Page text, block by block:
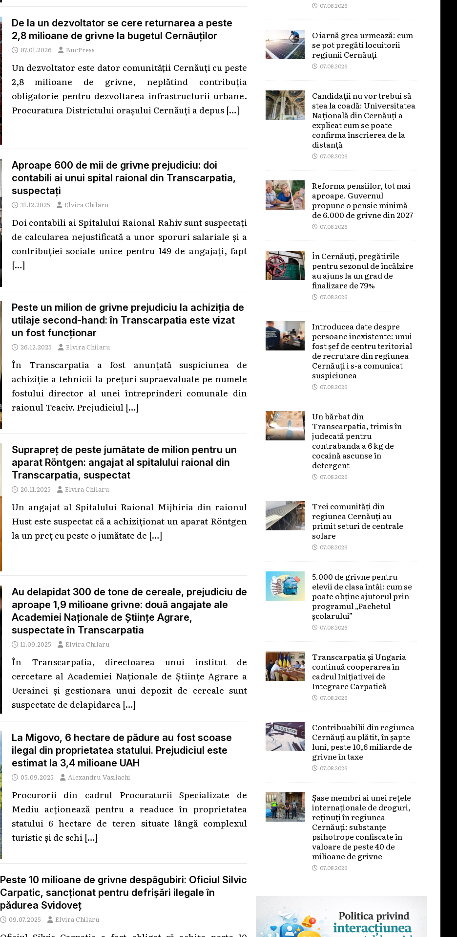
De la un dezvoltator se cere returnarea a peste
2,8 milioane de grivne la bugetul Cernăuților
07.01.2026 BucPress
Un dezvoltator este dator comunității Cernăuți cu peste
2,8 milioane de grivne, neplătind contribuția
obligatorie pentru dezvoltarea infrastructurii urbane.
Procuratura Districtului orașului Cernăuți a depus […]
Aproape 600 de mii de grivne prejudiciu: doi
contabili ai unui spital raional din Transcarpatia,
suspectați
31.12.2025 Elvira Chilaru
Doi contabili ai Spitalului Raional Rahiv sunt suspectați
de calcularea nejustificată a unor sporuri salariale și a
contribuției sociale unice pentru 149 de angajați, fapt
[…]
Peste un milion de grivne prejudiciu la achiziția de
utilaje second-hand: în Transcarpatia este vizat
un fost funcționar
26.12.2025 Elvira Chilaru
În Transcarpatia a fost anunțată suspiciunea de
achiziție a tehnicii la prețuri supraevaluate pe numele
fostului director al unei întreprinderi comunale din
raionul Teaciv. Prejudiciul […]
Suprapreț de peste jumătate de milion pentru un
aparat Röntgen: angajat al spitalului raional din
Transcarpatia, suspectat
20.11.2025 Elvira Chilaru
Un angajat al Spitalului Raional Mijhiria din raionul
Hust este suspectat că a achiziționat un aparat Röntgen
la un preț cu peste o jumătate de […]
Au delapidat 300 de tone de cereale, prejudiciu de
aproape 1,9 milioane grivne: două angajate ale
Academiei Naționale de Științe Agrare,
suspectate în Transcarpatia
11.09.2025 Elvira Chilaru
În Transcarpatia, directoarea unui institut de
cercetare al Academiei Naționale de Științe Agrare a
Ucrainei și gestionara unui depozit de cereale sunt
suspectate de delapidarea […]
La Migovo, 6 hectare de pădure au fost scoase
ilegal din proprietatea statului. Prejudiciul este
estimat la 3,4 milioane UAH
05.09.2025 Alexandru Vasilachi
Procurorii din cadrul Procuraturii Specializate de
Mediu acționează pentru a readuce în proprietatea
statului 6 hectare de teren situate lângă complexul
turistic și de schi […]
Peste 10 milioane de grivne despăgubiri: Oficiul Silvic
Carpatic, sancționat pentru defrișări ilegale în
pădurea Svidoveț
09.07.2025 Elvira Chilaru
07.08.2026
O iarnă grea urmează: cum
se pot pregăti locuitorii
regiunii Cernăuți
07.08.2026
Candidații nu vor trebui să
stea la coadă: Universitatea
Națională din Cernăuți a
explicat cum se poate
confirma înscrierea de la
distanță
07.08.2026
Reforma pensiilor, tot mai
aproape. Guvernul
propune o pensie minimă
de 6.000 de grivne din 2027
07.08.2026
În Cernăuți, pregătirile
pentru sezonul de încălzire
au ajuns la un grad de
finalizare de 79%
07.08.2026
Introducea date despre
persoane inexistente: unui
fost șef de centru teritorial
de recrutare din regiunea
Cernăuți i s-a comunicat
suspiciunea
07.08.2026
Un bărbat din
Transcarpatia, trimis în
judecată pentru
contrabanda a 6 kg de
cocaină ascunse în
detergent
07.08.2026
Trei comunități din
regiunea Cernăuți au
primit seturi de centrale
solare
07.08.2026
5.000 de grivne pentru
elevii de clasa întâi: cum se
poate obține ajutorul prin
programul „Pachetul
școlarului”
07.08.2026
Transcarpatia și Ungaria
continuă cooperarea în
cadrul Inițiativei de
Integrare Carpatică
07.08.2026
Contribuabilii din regiunea
Cernăuți au plătit, în șapte
luni, peste 10,6 miliarde de
grivne în taxe
07.08.2026
Șase membri ai unei rețele
internaționale de droguri,
reținuți în regiunea
Cernăuți: substanțe
psihotrope confiscate în
valoare de peste 40 de
milioane de grivne
07.08.2026